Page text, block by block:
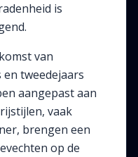
is
van
tweedejaars
aangepast aan
vaak
brengen een
op de